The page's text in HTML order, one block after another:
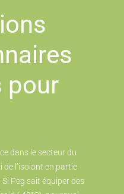
pour
dans le secteur du
de l’isolant en partie
Peg sait équiper des